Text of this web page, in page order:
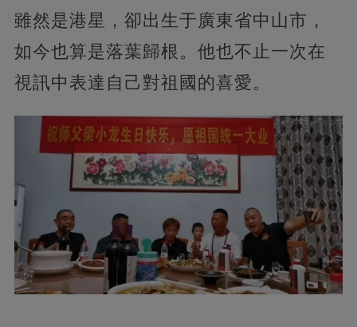
雖然是港星，卻出生于廣東省中山市，
如今也算是落葉歸根。他也不止一次在
視訊中表達自己對祖國的喜愛。